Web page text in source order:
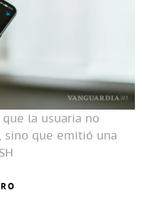
la usuaria no
sino que emitió una